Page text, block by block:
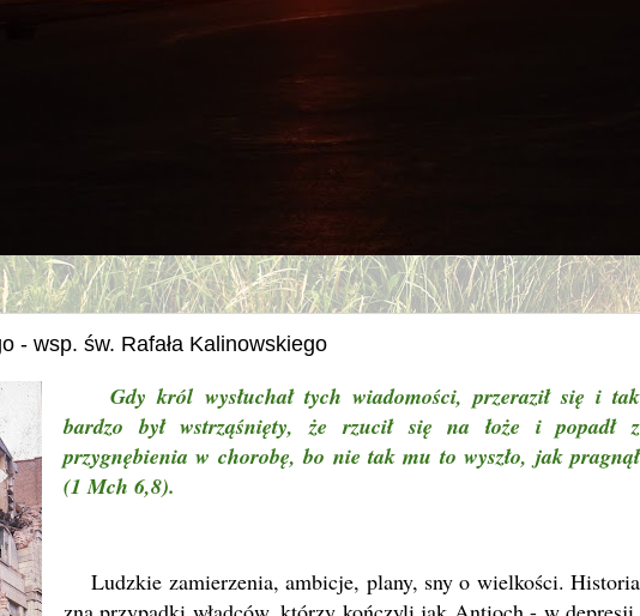
- wsp. św. Rafała Kalinowskiego
Gdy król wysłuchał tych wiadomości, przeraził się i tak
bardzo był wstrząśnięty, że rzucił się na łoże i popadł z
przygnębienia w chorobę, bo nie tak mu to wyszło, jak pragnął
(1 Mch 6,8).
Ludzkie zamierzenia, ambicje, plany, sny o wielkości. Historia